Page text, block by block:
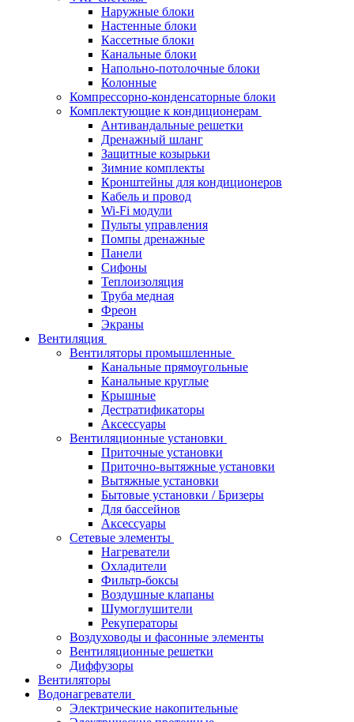
Наружные блоки
Настенные блоки
Кассетные блоки
Канальные блоки
Напольно-потолочные блоки
Колонные
Компрессорно-конденсаторные блоки
Комплектующие к кондиционерам
Антивандальные решетки
Дренажный шланг
Защитные козырьки
Зимние комплекты
Кронштейны для кондиционеров
Кабель и провод
Wi-Fi модули
Пульты управления
Помпы дренажные
Панели
Сифоны
Теплоизоляция
Труба медная
Фреон
Экраны
Вентиляция
Вентиляторы промышленные
Канальные прямоугольные
Канальные круглые
Крышные
Дестратификаторы
Аксессуары
Вентиляционные установки
Приточные установки
Приточно-вытяжные установки
Вытяжные установки
Бытовые установки / Бризеры
Для бассейнов
Аксессуары
Сетевые элементы
Нагреватели
Охладители
Фильтр-боксы
Воздушные клапаны
Шумоглушители
Рекуператоры
Воздуховоды и фасонные элементы
Вентиляционные решетки
Диффузоры
Вентиляторы
Водонагреватели
Электрические накопительные